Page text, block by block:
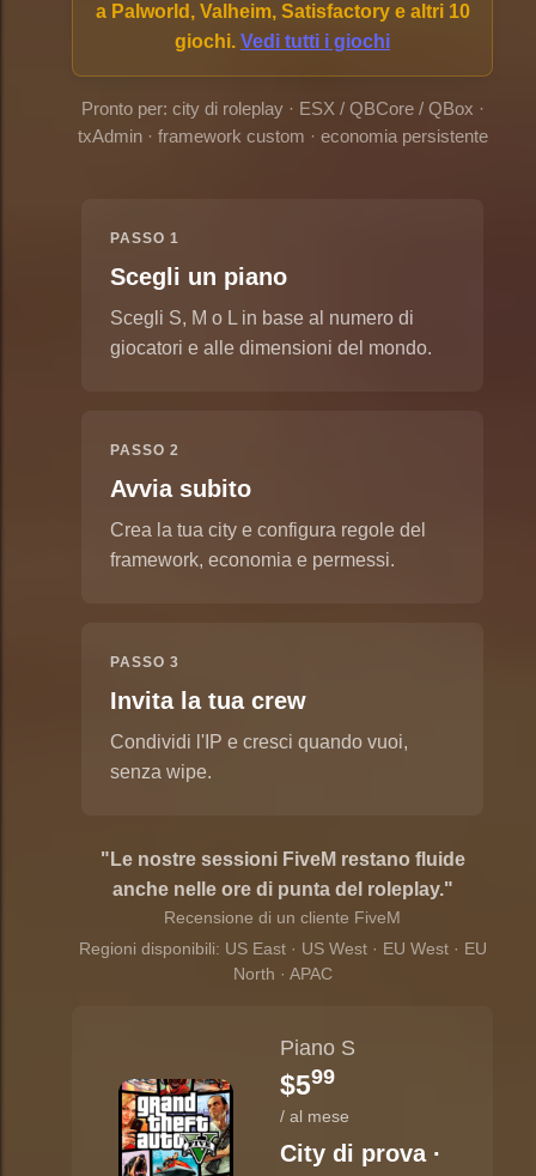
a Palworld, Valheim, Satisfactory e altri 10
giochi. Vedi tutti i giochi
Pronto per: city di roleplay · ESX / QBCore / QBox ·
txAdmin · framework custom · economia persistente
PASSO 1
Scegli un piano
Scegli S, M o L in base al numero di
giocatori e alle dimensioni del mondo.
PASSO 2
Avvia subito
Crea la tua city e configura regole del
framework, economia e permessi.
PASSO 3
Invita la tua crew
Condividi l'IP e cresci quando vuoi,
senza wipe.
"Le nostre sessioni FiveM restano fluide
anche nelle ore di punta del roleplay."
Recensione di un cliente FiveM
Regioni disponibili: US East · US West · EU West · EU
North · APAC
Piano S
$599
/ al mese
City di prova ·